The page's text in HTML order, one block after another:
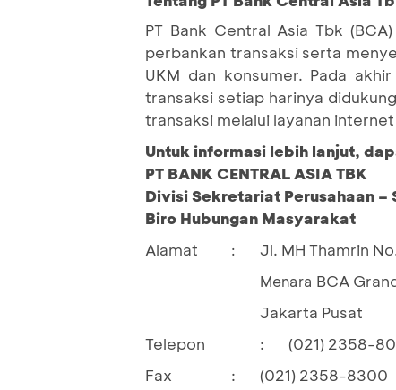
PT Bank Central Asia Tbk
perbankan transaksi serta
UKM dan konsumer. Pada
transaksi setiap harinya
transaksi melalui layanan
Untuk informasi lebih lanjut,
PT BANK CENTRAL ASIA TBK
Divisi Sekretariat Perusahaan
Biro Hubungan Masyarakat
Alamat
: Jl. MH Thamrin
Menara BCA
Jakarta Pusat
Telepon
:
(021) 2358-
Fax
:
(021) 2358-8300